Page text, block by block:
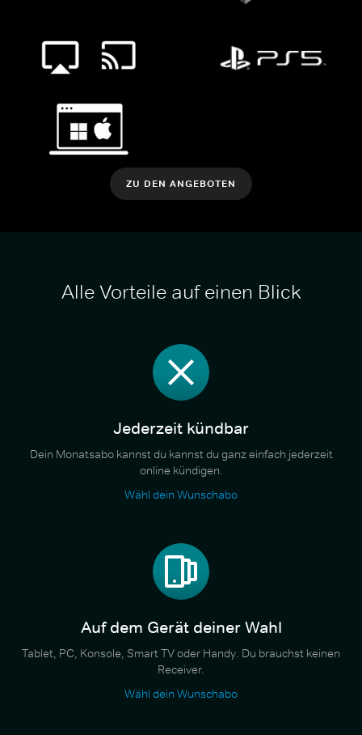
ZU DEN ANGEBOTEN
Alle Vorteile auf einen Blick
Jederzeit kündbar
Dein Monatsabo kannst du kannst du ganz einfach jederzeit
online kündigen.
Wähl dein Wunschabo
Auf dem Gerät deiner Wahl
Tablet, PC, Konsole, Smart TV oder Handy. Du brauchst keinen
Receiver.
Wähl dein Wunschabo